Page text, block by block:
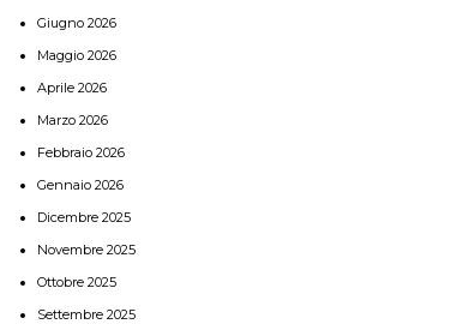
Giugno 2026
Maggio 2026
Aprile 2026
Marzo 2026
Febbraio 2026
Gennaio 2026
Dicembre 2025
Novembre 2025
Ottobre 2025
Settembre 2025